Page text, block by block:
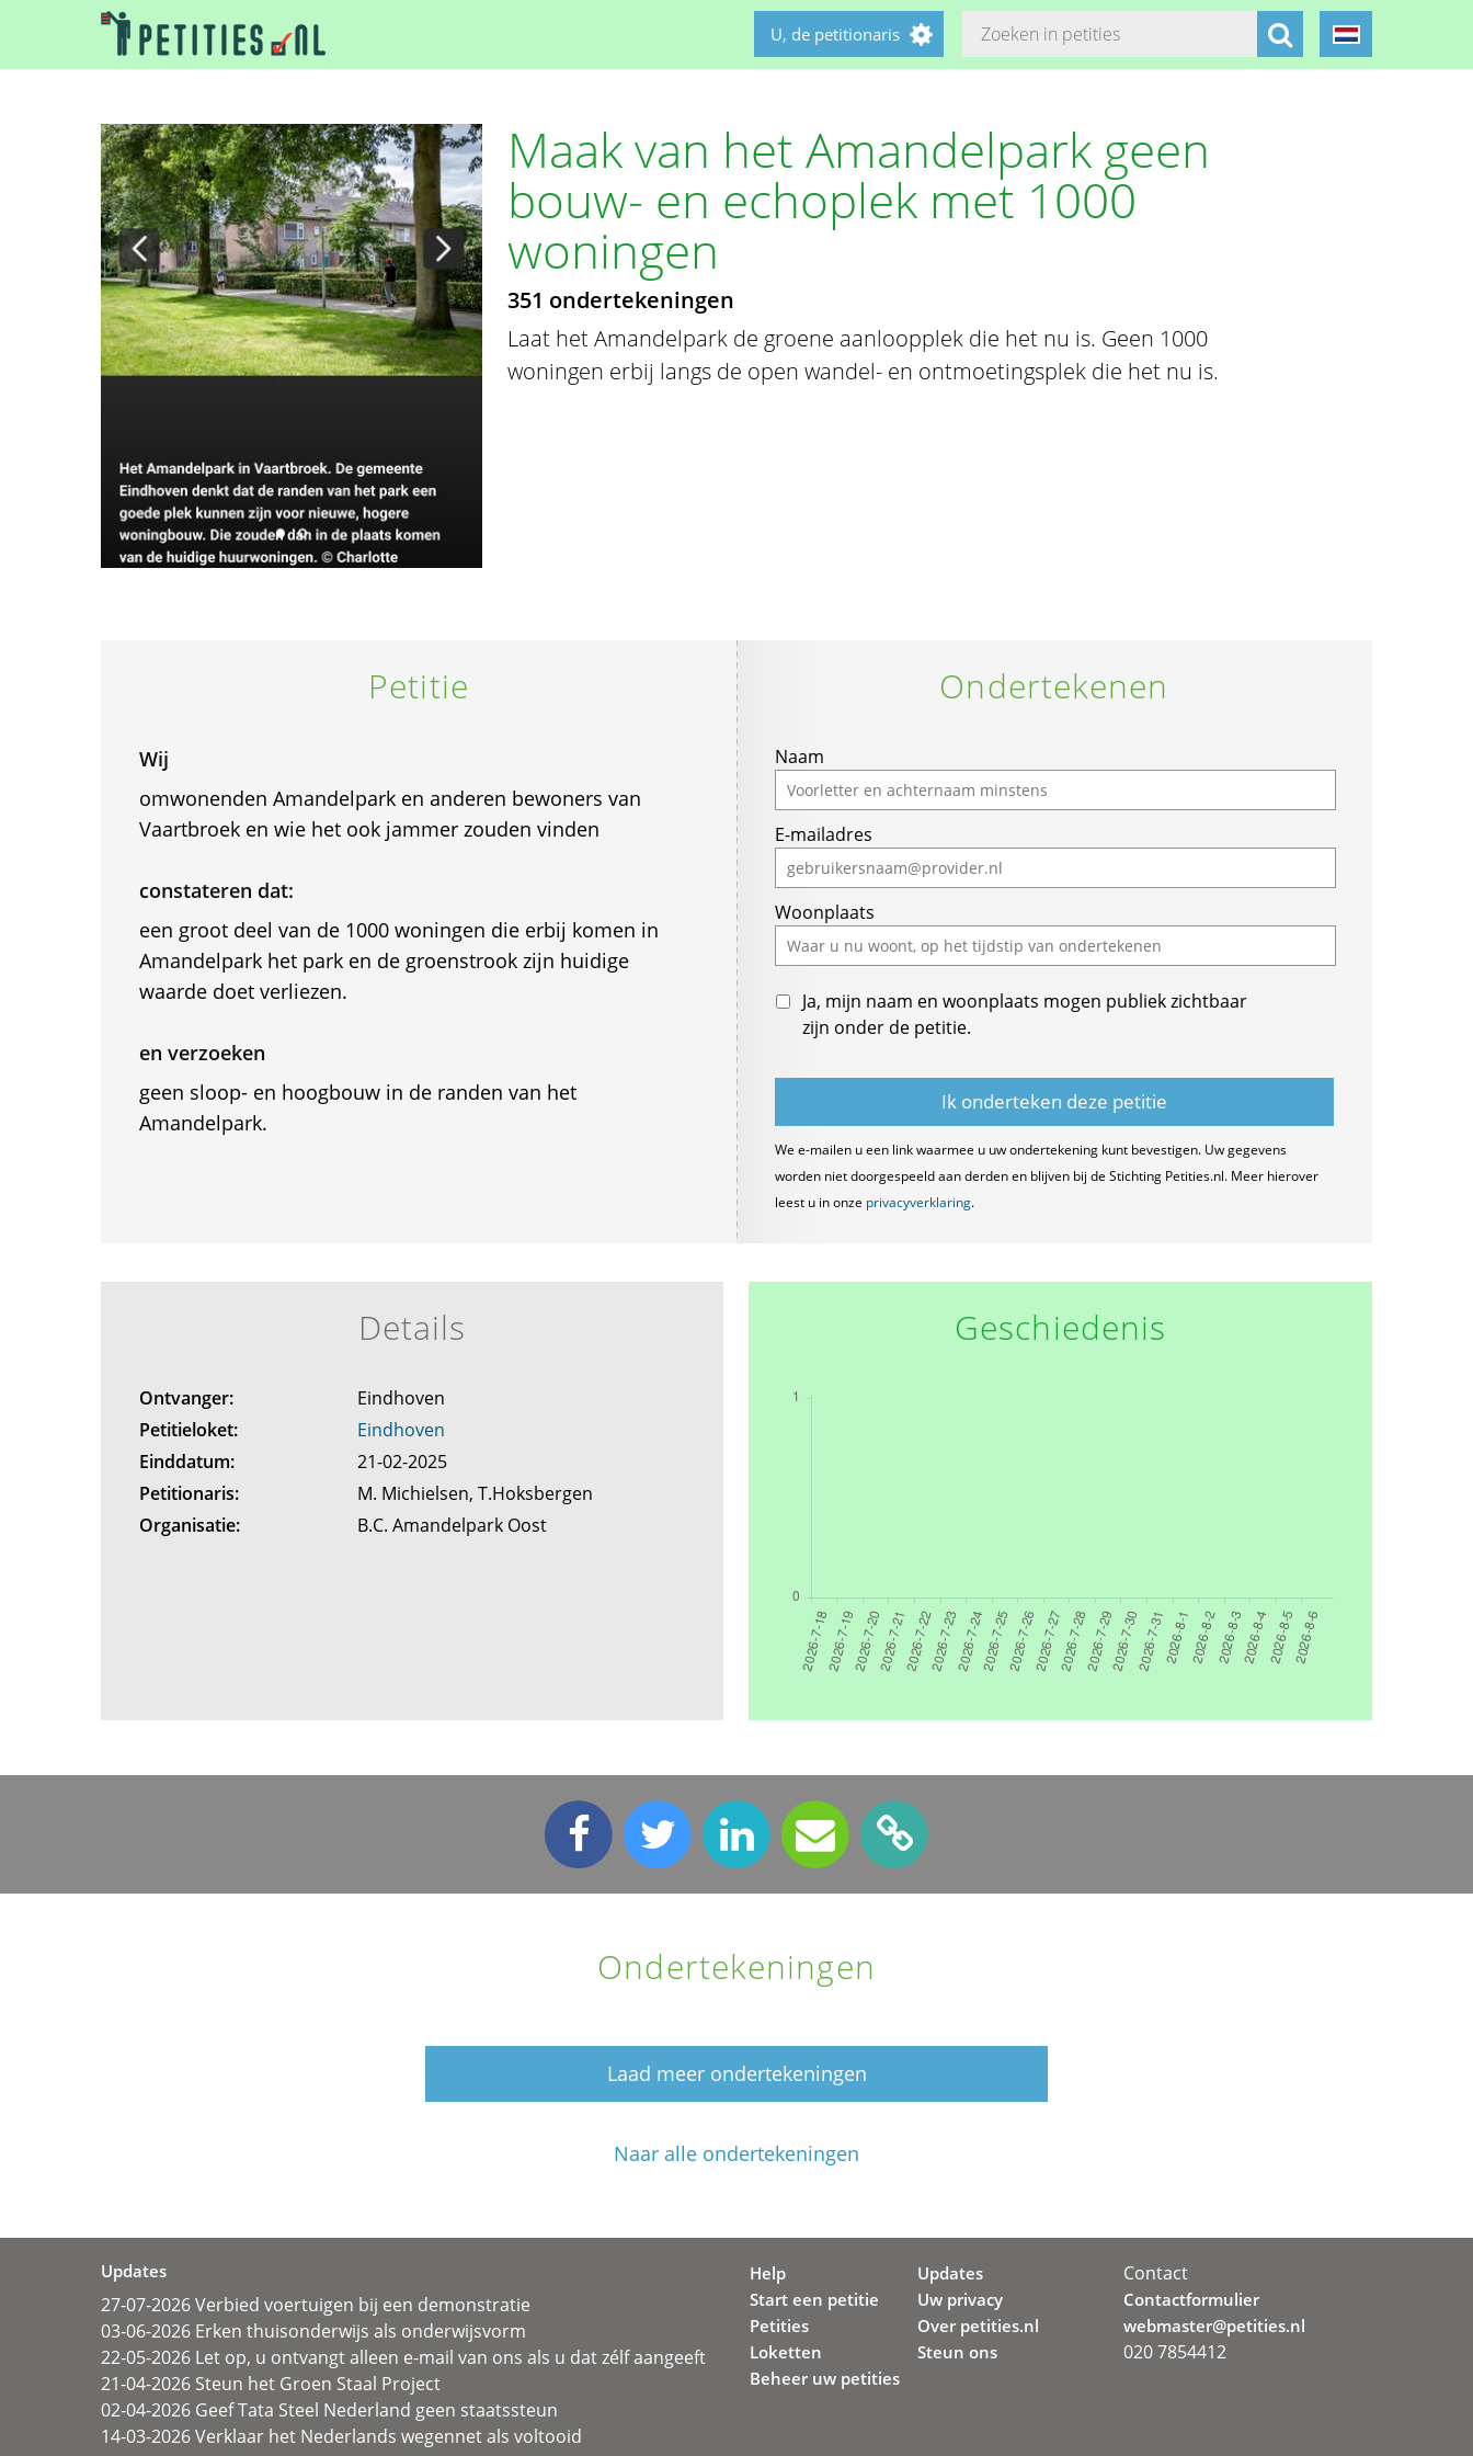
U, de petitionaris
Maak van het Amandelpark geen
bouw- en echoplek met 1000
woningen
351 ondertekeningen
Laat het Amandelpark de groene aanloopplek die het nu is. Geen 1000
woningen erbij langs de open wandel- en ontmoetingsplek die het nu is.
Petitie
Wij
omwonenden Amandelpark en anderen bewoners van
Vaartbroek en wie het ook jammer zouden vinden
constateren dat:
een groot deel van de 1000 woningen die erbij komen in
Amandelpark het park en de groenstrook zijn huidige
waarde doet verliezen.
en verzoeken
geen sloop- en hoogbouw in de randen van het
Amandelpark.
Ondertekenen
Naam
E-mailadres
Woonplaats
Ja, mijn naam en woonplaats mogen publiek zichtbaar
zijn onder de petitie.
We e-mailen u een link waarmee u uw ondertekening kunt bevestigen. Uw gegevens
worden niet doorgespeeld aan derden en blijven bij de Stichting Petities.nl. Meer hierover
leest u in onze privacyverklaring.
Details
Ontvanger:
Eindhoven
Petitieloket:
Eindhoven
Einddatum:
21-02-2025
Petitionaris:
M. Michielsen, T.Hoksbergen
Organisatie:
B.C. Amandelpark Oost
Geschiedenis
Ondertekeningen
Laad meer ondertekeningen
Naar alle ondertekeningen
Updates
27-07-2026 Verbied voertuigen bij een demonstratie
03-06-2026 Erken thuisonderwijs als onderwijsvorm
22-05-2026 Let op, u ontvangt alleen e-mail van ons als u dat zélf aangeeft
21-04-2026 Steun het Groen Staal Project
02-04-2026 Geef Tata Steel Nederland geen staatssteun
14-03-2026 Verklaar het Nederlands wegennet als voltooid
Help
Start een petitie
Petities
Loketten
Beheer uw petities
Updates
Uw privacy
Over petities.nl
Steun ons
Contact
Contactformulier
webmaster@petities.nl
020 7854412